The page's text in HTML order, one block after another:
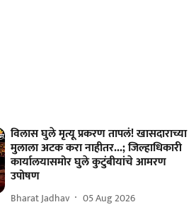
विलास घुले मृत्यू प्रकरण तापलं! खासदाराच्या
मुलाला अटक करा नाहीतर...; जिल्हाधिकारी
कार्यालयासमोर घुले कुटुंबीयांचे आमरण
उपोषण
Bharat Jadhav 05 Aug 2026